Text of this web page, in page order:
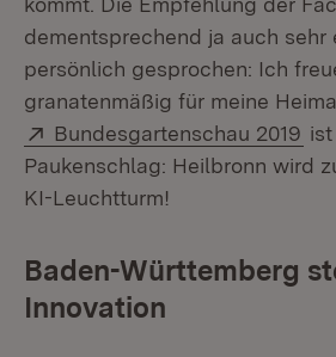
dementsprechend ja auch sehr
persönlich gesprochen: Ich
granatenmäßig für meine
Extern:
Bundesgartenschau 2019
Paukenschlag: Heilbronn wird
KI-Leuchtturm!
Baden-Württemberg
Innovation